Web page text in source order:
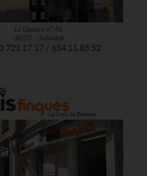
La Llanera nº 48
08207 - Sabadell
721 17 17 / 654 11 85 52